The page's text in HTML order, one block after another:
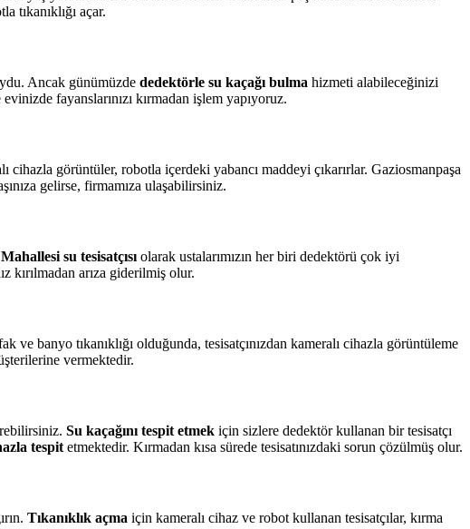
tıkanıklığı açar.
Ancak günümüzde dedektörle su kaçağı bulma hizmeti alabileceğinizi
fayanslarınızı kırmadan işlem yapıyoruz.
görüntüler, robotla içerdeki yabancı maddeyi çıkarırlar. Gaziosmanpaşa
gelirse, firmamıza ulaşabilirsiniz.
su tesisatçısı olarak ustalarımızın her biri dedektörü çok iyi
kırılmadan arıza giderilmiş olur.
ve banyo tıkanıklığı olduğunda, tesisatçınızdan kameralı cihazla görüntüleme
vermektedir.
Su kaçağını tespit etmek için sizlere dedektör kullanan bir tesisatçı
tespit etmektedir. Kırmadan kısa sürede tesisatınızdaki sorun çözülmüş olur.
Tıkanıklık açma için kameralı cihaz ve robot kullanan tesisatçılar, kırma